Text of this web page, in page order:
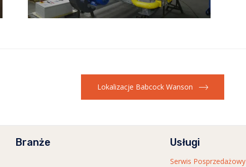
Lokalizacje Babcock Wanson
Branże Usługi
Serwis Posprzedażowy